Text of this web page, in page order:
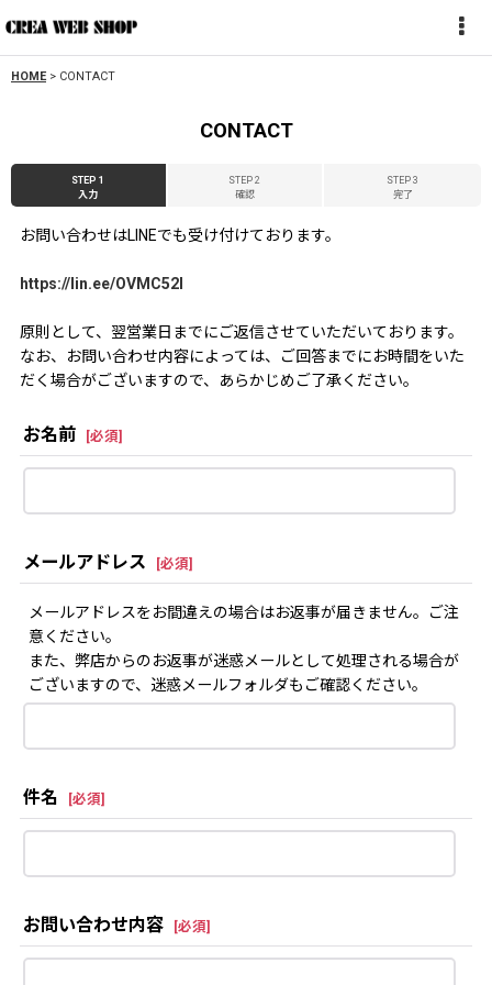
HOME > CONTACT
CONTACT
STEP 1
入力
STEP 2
確認
STEP 3
完了
お問い合わせはLINEでも受け付けております。
https://lin.ee/OVMC52l
原則として、翌営業日までにご返信させていただいております。
なお、お問い合わせ内容によっては、ご回答までにお時間をいた
だく場合がございますので、あらかじめご了承ください。
お名前 [必須]
メールアドレス [必須]
メールアドレスをお間違えの場合はお返事が届きません。ご注
意ください。
また、弊店からのお返事が迷惑メールとして処理される場合が
ございますので、迷惑メールフォルダもご確認ください。
件名 [必須]
お問い合わせ内容 [必須]